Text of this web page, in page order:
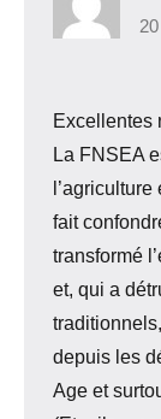
Excellentes
La FNSEA
fait
transformé
et, qui a
depuis les
Age et